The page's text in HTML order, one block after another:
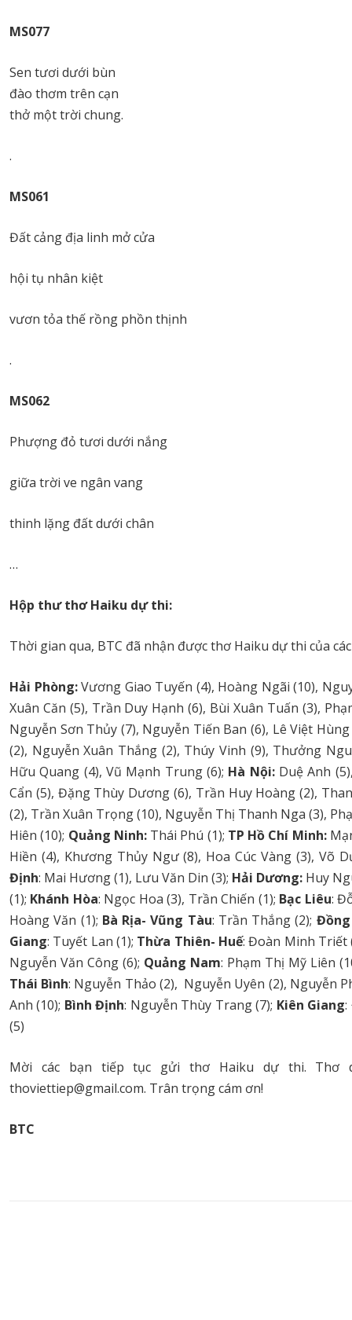
MS077
Sen tươi dưới bùn
đào thơm trên cạn
thở một trời chung.
.
MS061
Đất cảng địa linh mở cửa
hội tụ nhân kiệt
vươn tỏa thế rồng phồn thịnh
.
MS062
Phượng đỏ tươi dưới nắng
giữa trời ve ngân vang
thinh lặng đất dưới chân
…
Hộp thư thơ Haiku dự thi:
Thời gian qua, BTC đã nhận được thơ Haiku dự thi của
Hải Phòng:Vương Giao Tuyến (4), Hoàng Ngãi (10),
Xuân Căn (5), Trần Duy Hạnh (6), Bùi Xuân Tuấn (3),
Nguyễn Sơn Thủy (7), Nguyễn Tiến Ban (6), Lê Việt
(2), Nguyễn Xuân Thắng (2), Thúy Vinh (9), Thưởng
Hữu Quang (4), Vũ Mạnh Trung (6); Hà Nội:Duệ Anh
Cẩn (5), Đặng Thùy Dương (6), Trần Huy Hoàng (2),
(2), Trần Xuân Trọng (10), Nguyễn Thị Thanh Nga (3),
Hiên (10); Quảng Ninh:Thái Phú (1); TP Hồ Chí Minh:
Hiền (4), Khương Thủy Ngư (8), Hoa Cúc Vàng (3), Võ
Định: Mai Hương (1), Lưu Văn Din (3); Hải Dương: Huy
(1); Khánh Hòa: Ngọc Hoa (3), Trần Chiến (1); Bạc Liêu:
Hoàng Văn (1); Bà Rịa- Vũng Tàu: Trần Thắng (2);
Giang: Tuyết Lan (1); Thừa Thiên- Huế: Đoàn Minh Triết
Nguyễn Văn Công (6); Quảng Nam: Phạm Thị Mỹ Liên
Thái Bình: Nguyễn Thảo (2), Nguyễn Uyên (2), Nguyễn
Anh (10); Bình Định: Nguyễn Thùy Trang (7); Kiên Giang:
(5)
Mời các bạn tiếp tục gửi thơ Haiku dự thi. Thơ
thoviettiep@gmail.com. Trân trọng cám ơn!
BTC